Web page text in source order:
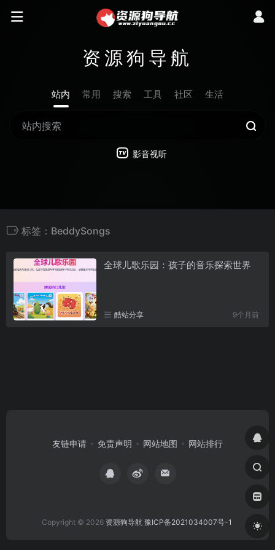
资源狗导航
站内 常用 搜索 工具 社区 生活
影音视听
标签：BeddySongs
全球儿歌乐园：孩子的音乐探索世界
酷站分享 9个月前
友链申请 免责声明 网站地图 网站排行
Copyright © 2026 资源狗导航 豫ICP备2021034007号-1